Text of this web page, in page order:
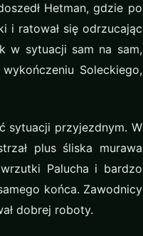
Hetman, gdzie po
i ratował się odrzucając
w sytuacji sam na sam,
Soleckiego,
sytuacji przyjezdnym. W
plus śliska murawa
Palucha i bardzo
końca. Zawodnicy
dobrej roboty.